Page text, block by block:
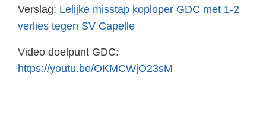
Verslag: Lelijke misstap koploper GDC met 1-2
verlies tegen SV Capelle
Video doelpunt GDC:
https://youtu.be/OKMCWjO23sM